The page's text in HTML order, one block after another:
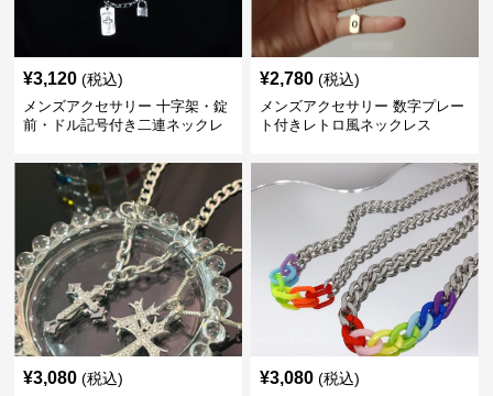
¥3,120 (税込)
メンズアクセサリー 十字架・錠
前・ドル記号付き二連ネックレ
¥2,780 (税込)
メンズアクセサリー 数字プレー
ト付きレトロ風ネックレス
¥3,080 (税込) ¥3,080 (税込)